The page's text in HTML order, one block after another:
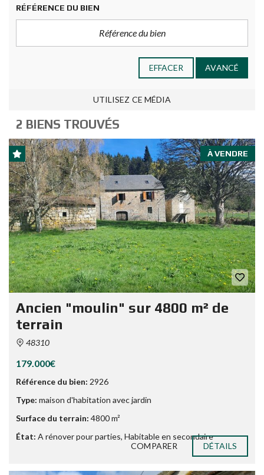
RÉFÉRENCE DU BIEN
EFFACER AVANCÉ
UTILISEZ CE MÉDIA
2 BIENS TROUVÉS
À VENDRE
Ancien "moulin" sur 4800 m² de
terrain
48310
179.000€
Référence du bien: 2926
Type: maison d'habitation avec jardin
Surface du terrain: 4800 m²
État: A rénover pour parties, Habitable en secondaire
COMPARER
DÉTAILS